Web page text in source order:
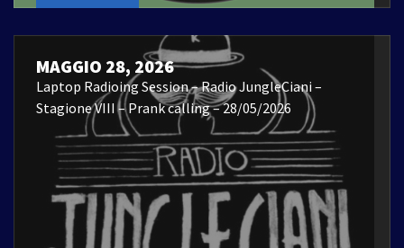
MAGGIO 28, 2026
Laptop Radioing Session – Radio JungleCiani –
Stagione VIII – Prank calling – 28/05/2026